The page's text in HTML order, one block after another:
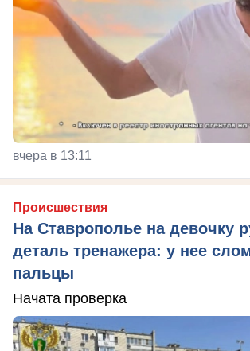
вчера в 13:11
Происшествия
На Ставрополье на девочку
деталь тренажера: у нее
пальцы
Начата проверка